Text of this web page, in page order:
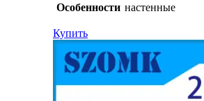
Особенности настенные
Купить